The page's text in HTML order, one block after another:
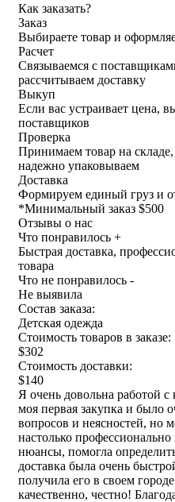
Как заказать?
Заказ
Выбираете товар и
Расчет
Связываемся с
рассчитываем доставку
Выкуп
Если вас устраивает цена,
поставщиков
Проверка
Принимаем товар на
надежно упаковываем
Доставка
Формируем единый груз и
*Минимальный заказ $500
Отзывы о нас
Что понравилось +
Быстрая доставка,
товара
Что не понравилось -
Не выявила
Состав заказа:
Детская одежда
Стоимость товаров в заказе:
$302
Стоимость доставки:
$140
Я очень довольна работой
моя первая закупка и было
вопросов и неясностей, но
настолько
нюансы, помогла
доставка была очень
получила его в своем
качественно, честно!